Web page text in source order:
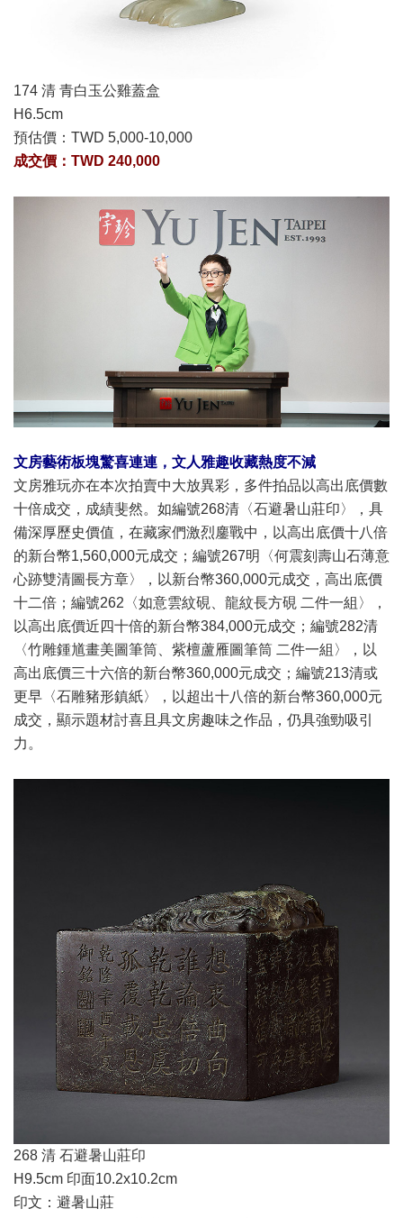
174 清 青白玉公雞蓋盒
H6.5cm
預估價： TWD 5,000-10,000
成交價：TWD 240,000
文房藝術板塊驚喜連連，文人雅趣收藏熱度不減
文房雅玩亦在本次拍賣中大放異彩，多件拍品以高出底價數
十倍成交，成績斐然。如編號268清〈石避暑山莊印〉，具
備深厚歷史價值，在藏家們激烈鏖戰中，以高出底價十八倍
的新台幣1,560,000元成交；編號267明〈何震刻壽山石薄意
心跡雙清圖長方章〉，以新台幣360,000元成交，高出底價
十二倍；編號262〈如意雲紋硯、龍紋長方硯 二件一組〉，
以高出底價近四十倍的新台幣384,000元成交；編號282清
〈竹雕鍾馗畫美圖筆筒、紫檀蘆雁圖筆筒 二件一組〉，以
高出底價三十六倍的新台幣360,000元成交；編號213清或
更早〈石雕豬形鎮紙〉，以超出十八倍的新台幣360,000元
成交，顯示題材討喜且具文房趣味之作品，仍具強勁吸引
力。
268 清 石避暑山莊印
H9.5cm 印面10.2x10.2cm
印文：避暑山莊